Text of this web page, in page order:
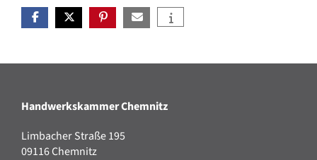
Handwerkskammer Chemnitz
Limbacher Straße 195
09116 Chemnitz